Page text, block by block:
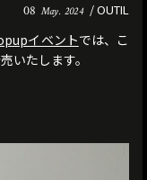
08 May. 2024 OUTIL
イベントでは、こ
いたします。